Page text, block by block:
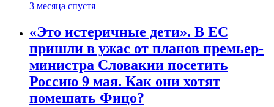
3 месяца спустя
«Это истеричные дети». В ЕС
пришли в ужас от планов премьер-
министра Словакии посетить
Россию 9 мая. Как они хотят
помешать Фицо?